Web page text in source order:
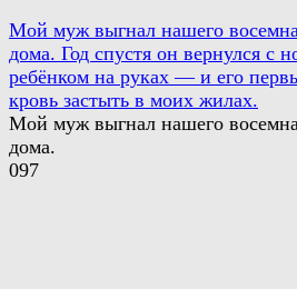
Мой муж выгнал нашего
дома. Год спустя он вернулся с
ребёнком на руках — и его
кровь застыть в моих жилах.
Мой муж выгнал нашего
дома.
097